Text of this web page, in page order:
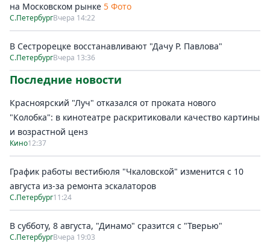
на Московском рынке 5 Фото
С.ПетербургВчера 14:22
В Сестрорецке восстанавливают "Дачу Р. Павлова"
С.ПетербургВчера 13:36
Последние новости
Красноярский "Луч" отказался от проката нового
"Колобка": в кинотеатре раскритиковали качество картины
и возрастной ценз
Кино12:37
График работы вестибюля "Чкаловской" изменится с 10
августа из-за ремонта эскалаторов
С.Петербург11:24
В субботу, 8 августа, "Динамо" сразится с "Тверью"
С.ПетербургВчера 19:03